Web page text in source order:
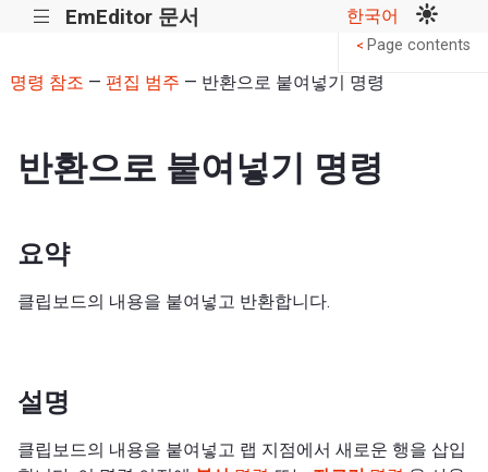
||| EmEditor 문서 한국어
명령 참조 — 편집 범주 — 반환으로 붙여넣기 명령
반환으로 붙여넣기 명령
요약
클립보드의 내용을 붙여넣고 반환합니다.
설명
클립보드의 내용을 붙여넣고 랩 지점에서 새로운 행을 삽입
< Page contents